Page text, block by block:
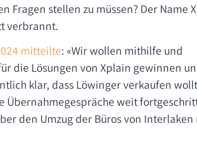
Fragen stellen zu müssen? Der Name
verbrannt.
mitteilte: «Wir wollen mithilfe und
die Lösungen von Xplain gewinnen
klar, dass Löwinger verkaufen
weit
den Umzug der Büros von Interlaken